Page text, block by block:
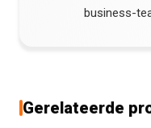
business-
Gerelateerde